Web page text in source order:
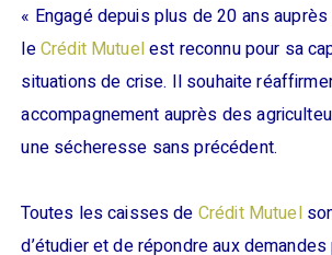
« Engagé depuis plus de 20 ans
leCrédit Mutuelest reconnu pour sa
situations de crise. Il souhaite
accompagnement auprès des
une sécheresse sans précédent.
Toutes les caisses de Crédit Mutuel
d’étudier et de répondre aux